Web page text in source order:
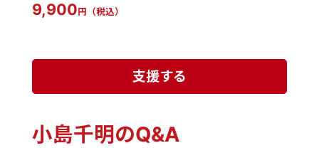
9,900 円（税込）
支援する
小島千明のQ&A